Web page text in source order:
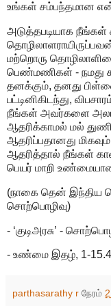
உங்கள் சம்பந்தமான
அடுத்தபடியாக
மற்றொரு
பெண்மணிகள் - நமது
தனக்கும், தனது
பட்டினிகிடந்து,
நீங்கள் அவர்களை
ஆதரிக்காமல் மல்
ஆதரிப்பதானது
ஆதரித்தால் நீங்கள்
பெயர் மாறி
(நாகை தென் இந்திய
சொற்பொழிவு)
- ‘குடிஅரசு’ -
- உண்மை இதழ், 1-
parthasarathy r நேரம்